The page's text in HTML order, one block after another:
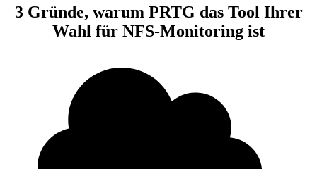
3 Gründe, warum PRTG das Tool Ihrer
Wahl für NFS-Monitoring ist